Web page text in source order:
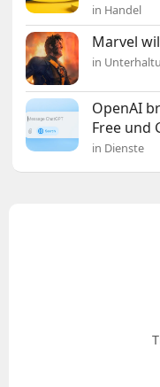
in Handel
Marvel
in
OpenAI
Free und
in Dienste